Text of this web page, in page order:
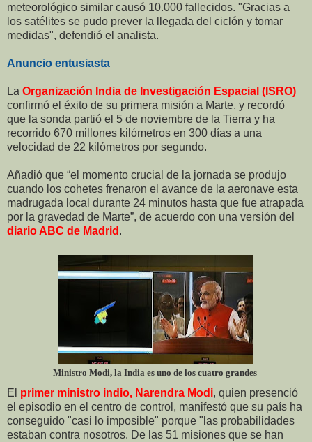
meteorológico similar causó 10.000 fallecidos. "Gracias a
los satélites se pudo prever la llegada del ciclón y tomar
medidas", defendió el analista.
Anuncio entusiasta
La Organización India de Investigación Espacial (ISRO)
confirmó el éxito de su primera misión a Marte, y recordó
que la sonda partió el 5 de noviembre de la Tierra y ha
recorrido 670 millones kilómetros en 300 días a una
velocidad de 22 kilómetros por segundo.
Añadió que “el momento crucial de la jornada se produjo
cuando los cohetes frenaron el avance de la aeronave esta
madrugada local durante 24 minutos hasta que fue atrapada
por la gravedad de Marte”, de acuerdo con una versión del
diario ABC de Madrid .
Ministro Modi, la India es uno de los cuatro grandes
El primer ministro indio, Narendra Modi, quien presenció
el episodio en el centro de control, manifestó que su país ha
conseguido "casi lo imposible" porque "las probabilidades
estaban contra nosotros. De las 51 misiones que se han